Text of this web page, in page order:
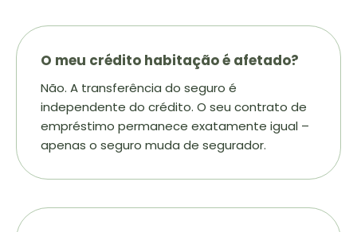
O meu crédito habitação é afetado?
Não. A transferência do seguro é
independente do crédito. O seu contrato de
empréstimo permanece exatamente igual –
apenas o seguro muda de segurador.